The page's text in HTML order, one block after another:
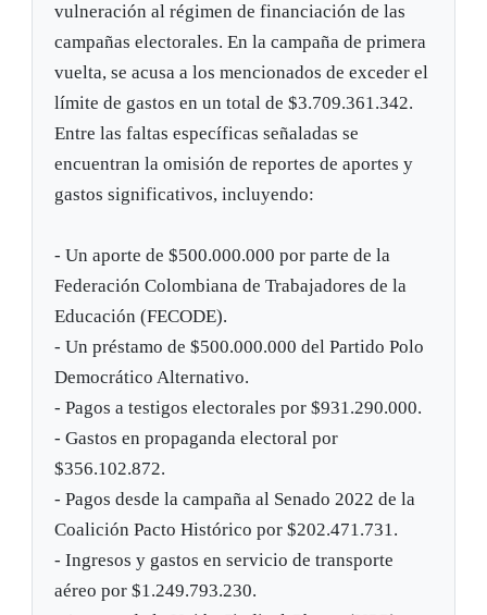
vulneración al régimen de financiación de las
campañas electorales. En la campaña de primera
vuelta, se acusa a los mencionados de exceder el
límite de gastos en un total de $3.709.361.342.
Entre las faltas específicas señaladas se
encuentran la omisión de reportes de aportes y
gastos significativos, incluyendo:
- Un aporte de $500.000.000 por parte de la
Federación Colombiana de Trabajadores de la
Educación (FECODE).
- Un préstamo de $500.000.000 del Partido Polo
Democrático Alternativo.
- Pagos a testigos electorales por $931.290.000.
- Gastos en propaganda electoral por
$356.102.872.
- Pagos desde la campaña al Senado 2022 de la
Coalición Pacto Histórico por $202.471.731.
- Ingresos y gastos en servicio de transporte
aéreo por $1.249.793.230.